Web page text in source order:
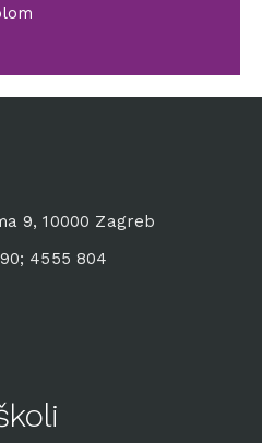
9, 10000 Zagreb
4555 804